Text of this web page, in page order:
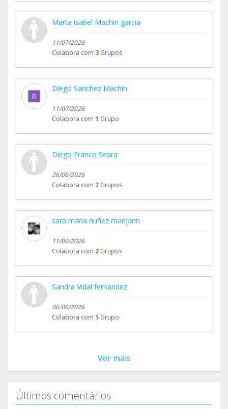
Marta isabel Machin garcia
11/07/2026
Colabora com 3 Grupos
Diego Sanchez Machin
11/07/2026
Colabora com 1 Grupo
Diego Franco Seara
26/06/2026
Colabora com 7 Grupos
sara maria nuñez manjarin
11/06/2026
Colabora com 2 Grupos
Sandra Vidal fernandez
06/06/2026
Colabora com 1 Grupo
Ver mais
Últimos comentários